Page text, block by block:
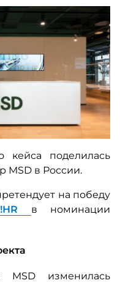
кейса поделилась
MSD в России.
на победу
в номинации
изменилась